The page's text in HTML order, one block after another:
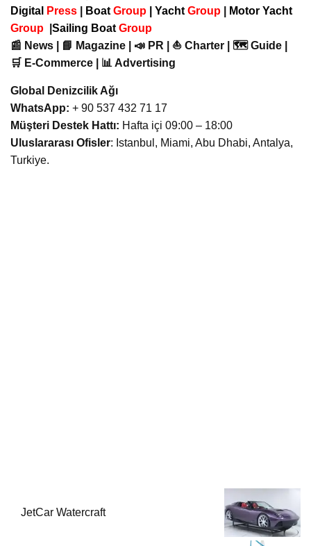
Digital
Press Boat Group Yacht Group
Motor Yacht
Group
Sailing Boat Group
📰 News | 📘 Magazine | 📣 PR | ⛵ Charter | 🗺️ Guide |
🛒 E-Commerce | 📊 Advertising
Global Denizcilik Ağı
WhatsApp: + 90 537 432 71 17
Müşteri Destek Hattı: Hafta içi 09:00 – 18:00
Uluslararası Ofisler: Istanbul, Miami, Abu Dhabi, Antalya,
Turkiye.
JetCar Watercraft